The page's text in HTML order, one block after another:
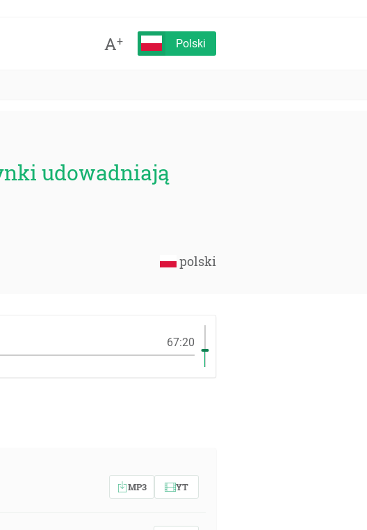
A+ Polski
udowadniają
polski
67:20
MP3 YT